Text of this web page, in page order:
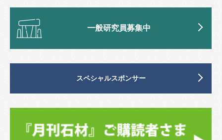
一般研究員募集中
スペシャルスポンサー